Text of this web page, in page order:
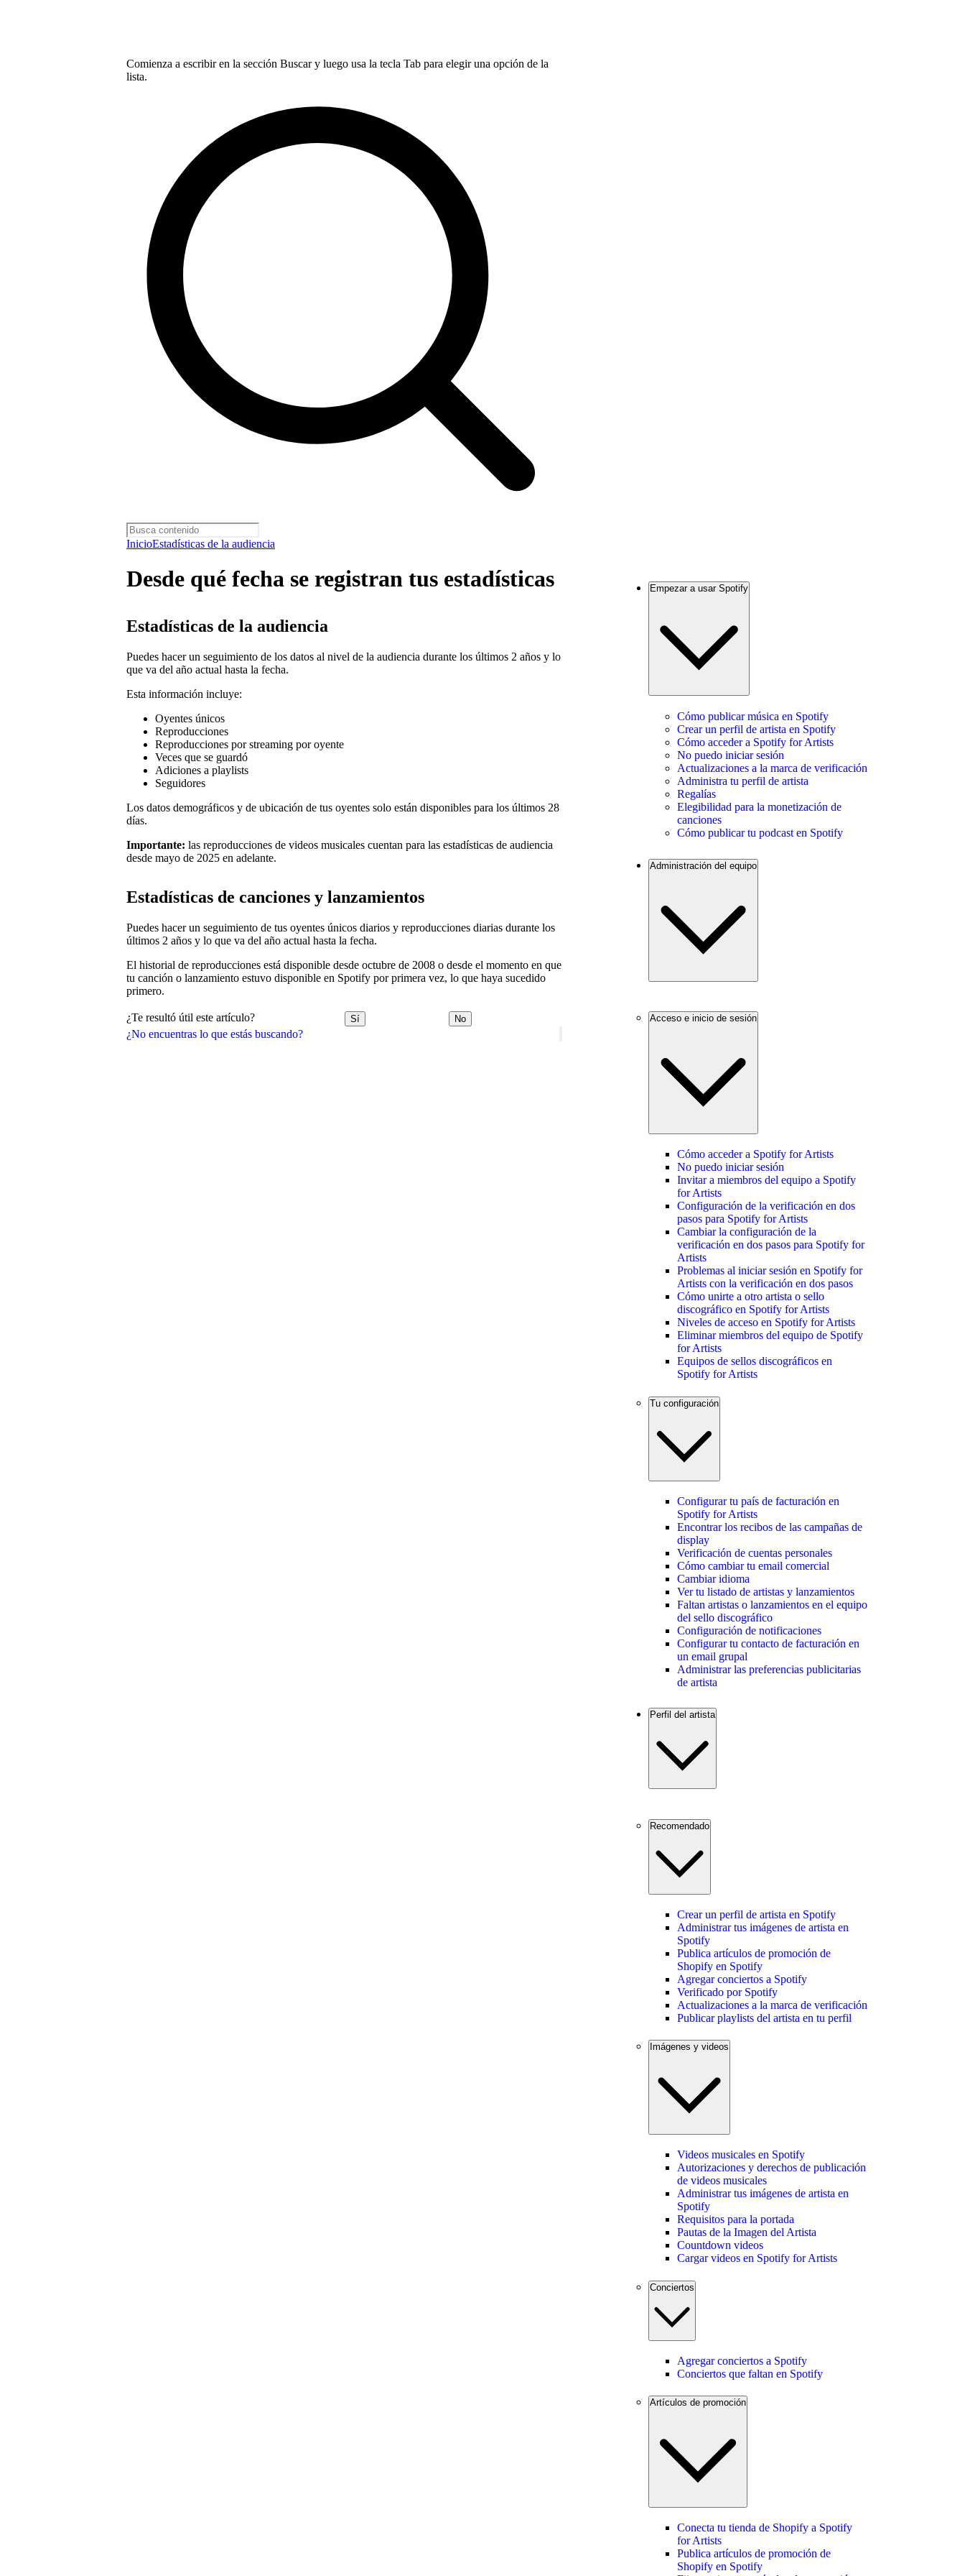
Comienza a escribir en la sección Buscar y luego usa la tecla Tab para elegir una opción de la
lista.
InicioEstadísticas de la audiencia
¿No encuentras lo que estás buscando?
Desde qué fecha se registran tus estadísticas
Estadísticas de la audiencia
Puedes hacer un seguimiento de los datos al nivel de la audiencia durante los últimos 2 años y lo
que va del año actual hasta la fecha.
Esta información incluye:
Oyentes únicos
Reproducciones
Reproducciones por streaming por oyente
Veces que se guardó
Adiciones a playlists
Seguidores
Los datos demográficos y de ubicación de tus oyentes solo están disponibles para los últimos 28
días.
Importante: las reproducciones de videos musicales cuentan para las estadísticas de audiencia
desde mayo de 2025 en adelante.
Estadísticas de canciones y lanzamientos
Puedes hacer un seguimiento de tus oyentes únicos diarios y reproducciones diarias durante los
últimos 2 años y lo que va del año actual hasta la fecha.
El historial de reproducciones está disponible desde octubre de 2008 o desde el momento en que
tu canción o lanzamiento estuvo disponible en Spotify por primera vez, lo que haya sucedido
primero.
¿Te resultó útil este artículo? Sí No
Empezar a usar Spotify
Cómo publicar música en Spotify
Crear un perfil de artista en Spotify
Cómo acceder a Spotify for Artists
No puedo iniciar sesión
Actualizaciones a la marca de verificación
Administra tu perfil de artista
Regalías
Elegibilidad para la monetización de
canciones
Cómo publicar tu podcast en Spotify
Administración del equipo
Acceso e inicio de sesión
Cómo acceder a Spotify for Artists
No puedo iniciar sesión
Invitar a miembros del equipo a Spotify
for Artists
Configuración de la verificación en dos
pasos para Spotify for Artists
Cambiar la configuración de la
verificación en dos pasos para Spotify for
Artists
Problemas al iniciar sesión en Spotify for
Artists con la verificación en dos pasos
Cómo unirte a otro artista o sello
discográfico en Spotify for Artists
Niveles de acceso en Spotify for Artists
Eliminar miembros del equipo de Spotify
for Artists
Equipos de sellos discográficos en
Spotify for Artists
Tu configuración
Configurar tu país de facturación en
Spotify for Artists
Encontrar los recibos de las campañas de
display
Verificación de cuentas personales
Cómo cambiar tu email comercial
Cambiar idioma
Ver tu listado de artistas y lanzamientos
Faltan artistas o lanzamientos en el equipo
del sello discográfico
Configuración de notificaciones
Configurar tu contacto de facturación en
un email grupal
Administrar las preferencias publicitarias
de artista
Perfil del artista
Recomendado
Crear un perfil de artista en Spotify
Administrar tus imágenes de artista en
Spotify
Publica artículos de promoción de
Shopify en Spotify
Agregar conciertos a Spotify
Verificado por Spotify
Actualizaciones a la marca de verificación
Publicar playlists del artista en tu perfil
Imágenes y videos
Videos musicales en Spotify
Autorizaciones y derechos de publicación
de videos musicales
Administrar tus imágenes de artista en
Spotify
Requisitos para la portada
Pautas de la Imagen del Artista
Countdown videos
Cargar videos en Spotify for Artists
Conciertos
Agregar conciertos a Spotify
Conciertos que faltan en Spotify
Artículos de promoción
Conecta tu tienda de Shopify a Spotify
for Artists
Publica artículos de promoción de
Shopify en Spotify